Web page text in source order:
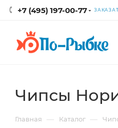
+7 (495) 197-00-77
Чипсы
Главная — Каталог —